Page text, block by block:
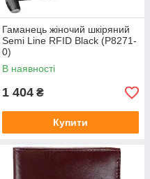
Гаманець жіночий шкіряний
Semi Line RFID Black (P8271-
0)
В наявності
1 404 ₴
Купити